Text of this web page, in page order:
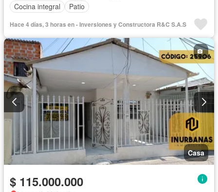
Cocina integral
Patio
Hace 4 días, 3 horas en - Inversiones y Constructora R&C S.A.S
Casa
$ 115.000.000